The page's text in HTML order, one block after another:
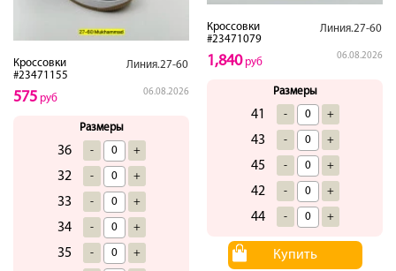
Кроссовки
#23471155
Линия.27-60
06.08.2026
575 руб
Размеры
36 - +
32 - +
33 - +
34 - +
35 - +
Кроссовки
#23471079
Линия.27-60
06.08.2026
1,840руб
Размеры
41 - +
43 - +
45 - +
42 - +
44 - +
Купить